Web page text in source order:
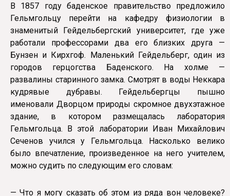
В 1857 году баденское правительство предложило
Гельмгольцу перейти на кафедру физиологии в
знаменитый Гейдельбергский университет, где уже
работали профессорами два его близких друга —
Бунзен и Кирхгоф. Маленький Гейдельберг, один из
городов герцогства Баденского. На холме —
развалины старинного замка. Смотрят в воды Неккара
кудрявые дубравы. Гейдельбергцы пышно
именовали Дворцом природы скромное двухэтажное
здание, в котором размещалась лаборатория
Гельмгольца. В этой лаборатории Иван Михайлович
Сеченов учился у Гельмгольца. Насколько велико
было впечатление, произведенное на него учителем,
можно судить по следующим его словам:
— Что я могу сказать об этом из ряда вон человеке?